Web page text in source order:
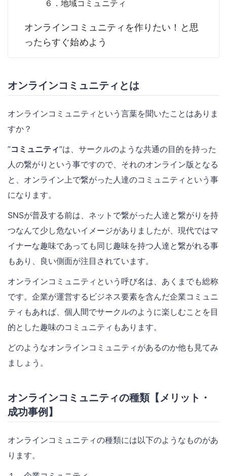
６．地域コミュニティ
オンラインコミュニティを作りたい！と思
ったらすぐ始めよう
オンラインコミュニティとは
オンラインコミュニティという言葉を聞いたことはありま
すか？
”コミュニティ”は、サークルのような共通の目的を持った
人の繋がりという事ですので、それのオンライン版となる
と、オンライン上で繋がった人達のコミュニティという事
になります。
SNSが普及する前は、ネットで繋がった人達と繋がりを持
つなんて少し危ないイメージがありましたが、現代ではマ
イナーな趣味であっても同じ趣味を持つ人達と繋がれる事
もあり、良い側面が注目されています。
オンラインコミュニティという呼び名は、あくまでも総称
です。企業が運営するビジネス要素を含んだ企業コミュニ
ティもあれば、個人間でサークルのように楽しむことを目
的とした趣味のコミュニティもあります。
どのようなオンラインコミュニティがあるのか他も見てみ
ましょう。
オンラインコミュニティの種類【メリット・
成功事例】
オンラインコミュニティの種類には以下のようなものがあ
ります。